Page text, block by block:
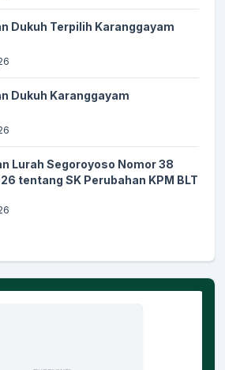
Dukuh Terpilih Karanggayam
Dukuh Karanggayam
Lurah Segoroyoso Nomor 38
tentang SK Perubahan KPM BLT